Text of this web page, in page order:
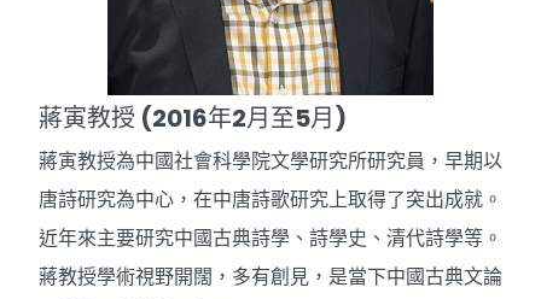
蔣寅教授 (2016年2月至5月)
蔣寅教授為中國社會科學院文學研究所研究員，早期以
唐詩研究為中心，在中唐詩歌研究上取得了突出成就。
近年來主要研究中國古典詩學、詩學史、清代詩學等。
蔣教授學術視野開闊，多有創見，是當下中國古典文論